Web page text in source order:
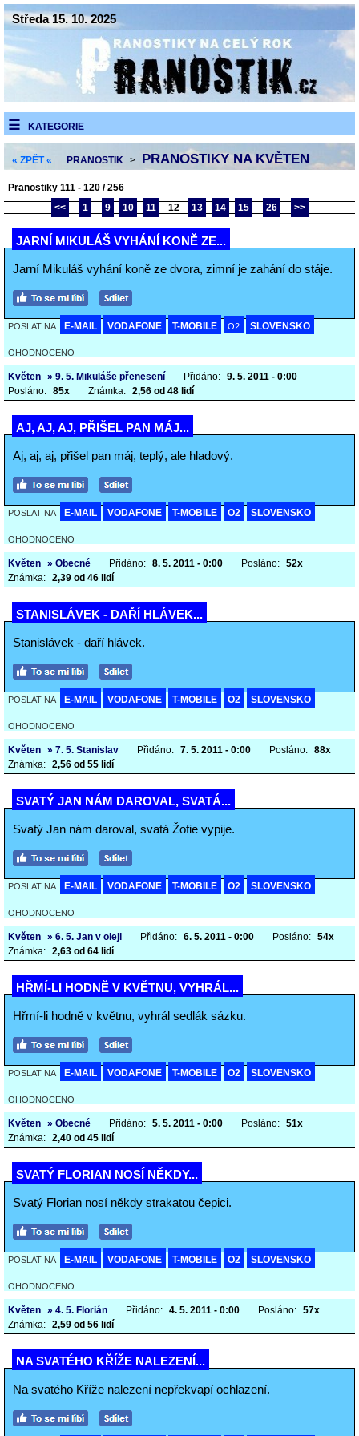
Středa 15. 10. 2025
KATEGORIE
« ZPĚT « PRANOSTIK > PRANOSTIKY NA KVĚTEN
Pranostiky 111 - 120 / 256
<<
1 9 10 11 12 13 14 15 26 >>
JARNÍ MIKULÁŠ VYHÁNÍ KONĚ ZE...
Jarní Mikuláš vyhání koně ze dvora, zimní je zahání do stáje.
POSLAT NA E-MAIL VODAFONE T-MOBILE O2 SLOVENSKO
OHODNOCENO
Květen » 9. 5. Mikuláše přenesení Přidáno: 9. 5. 2011 - 0:00
Posláno: 85x Známka: 2,56 od 48 lidí
AJ, AJ, AJ, PŘIŠEL PAN MÁJ...
Aj, aj, aj, přišel pan máj, teplý, ale hladový.
POSLAT NA E-MAIL VODAFONE T-MOBILE O2 SLOVENSKO
OHODNOCENO
Květen » Obecné Přidáno: 8. 5. 2011 - 0:00 Posláno: 52x
Známka: 2,39 od 46 lidí
STANISLÁVEK - DAŘÍ HLÁVEK...
Stanislávek - daří hlávek.
POSLAT NA E-MAIL VODAFONE T-MOBILE O2 SLOVENSKO
OHODNOCENO
Květen » 7. 5. Stanislav Přidáno: 7. 5. 2011 - 0:00 Posláno: 88x
Známka: 2,56 od 55 lidí
SVATÝ JAN NÁM DAROVAL, SVATÁ...
Svatý Jan nám daroval, svatá Žofie vypije.
POSLAT NA E-MAIL VODAFONE T-MOBILE O2 SLOVENSKO
OHODNOCENO
Květen » 6. 5. Jan v oleji Přidáno: 6. 5. 2011 - 0:00 Posláno: 54x
Známka: 2,63 od 64 lidí
HŘMÍ-LI HODNĚ V KVĚTNU, VYHRÁL...
Hřmí-li hodně v květnu, vyhrál sedlák sázku.
POSLAT NA E-MAIL VODAFONE T-MOBILE O2 SLOVENSKO
OHODNOCENO
Květen » Obecné Přidáno: 5. 5. 2011 - 0:00 Posláno: 51x
Známka: 2,40 od 45 lidí
SVATÝ FLORIAN NOSÍ NĚKDY...
Svatý Florian nosí někdy strakatou čepici.
POSLAT NA E-MAIL VODAFONE T-MOBILE O2 SLOVENSKO
OHODNOCENO
Květen » 4. 5. Florián Přidáno: 4. 5. 2011 - 0:00 Posláno: 57x
Známka: 2,59 od 56 lidí
NA SVATÉHO KŘÍŽE NALEZENÍ...
Na svatého Kříže nalezení nepřekvapí ochlazení.